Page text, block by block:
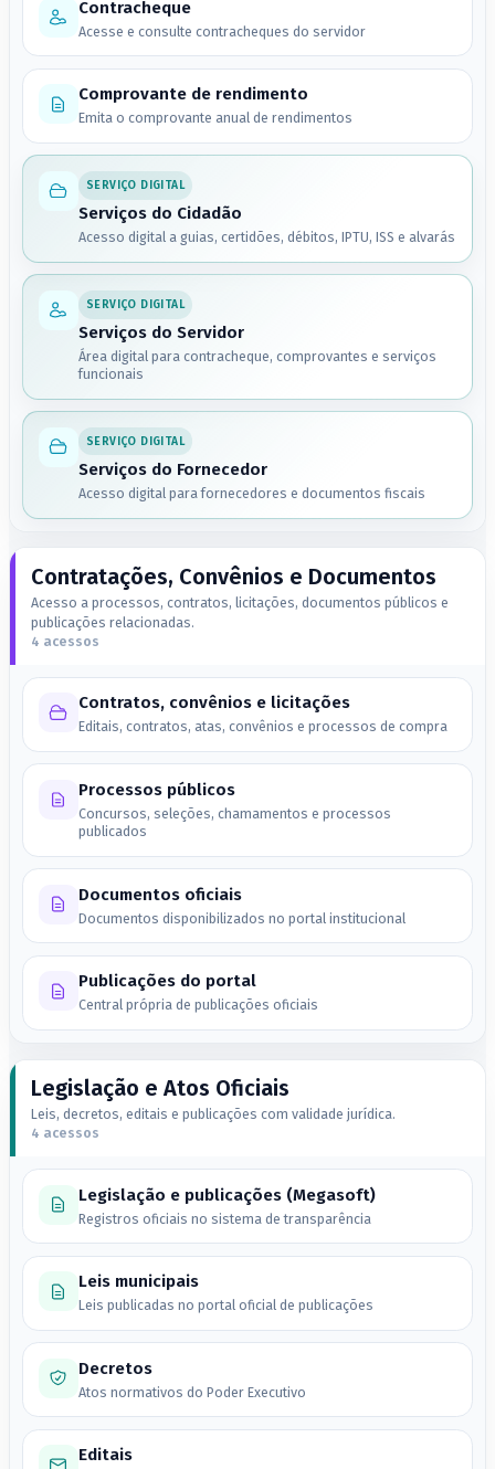
Contracheque
Acesse e consulte contracheques do servidor
Comprovante de rendimento
Emita o comprovante anual de rendimentos
SERVIÇO DIGITAL
Serviços do Cidadão
Acesso digital a guias, certidões, débitos, IPTU, ISS e alvarás
SERVIÇO DIGITAL
Serviços do Servidor
Área digital para contracheque, comprovantes e serviços
funcionais
SERVIÇO DIGITAL
Serviços do Fornecedor
Acesso digital para fornecedores e documentos fiscais
Contratações, Convênios e Documentos
Acesso a processos, contratos, licitações, documentos públicos e
publicações relacionadas.
4 acessos
Contratos, convênios e licitações
Editais, contratos, atas, convênios e processos de compra
Processos públicos
Concursos, seleções, chamamentos e processos
publicados
Documentos oficiais
Documentos disponibilizados no portal institucional
Publicações do portal
Central própria de publicações oficiais
Legislação e Atos Oficiais
Leis, decretos, editais e publicações com validade jurídica.
4 acessos
Legislação e publicações (Megasoft)
Registros oficiais no sistema de transparência
Leis municipais
Leis publicadas no portal oficial de publicações
Decretos
Atos normativos do Poder Executivo
Editais